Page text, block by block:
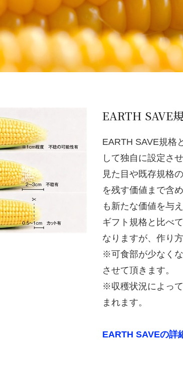
EARTH SAVE
EARTH SAVE規格
して独自に設定さ
見た目や既存規格
を残す価値まで含
も新たな価値を与
ギフト規格と比べ
なりますが、作り
※可食部が少なく
させて頂きます。
※収穫状況によっ
まれます。
EARTH SAVEの詳